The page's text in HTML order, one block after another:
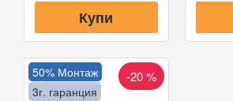
Купи
50% Монтаж
3г. гаранция
-20 %